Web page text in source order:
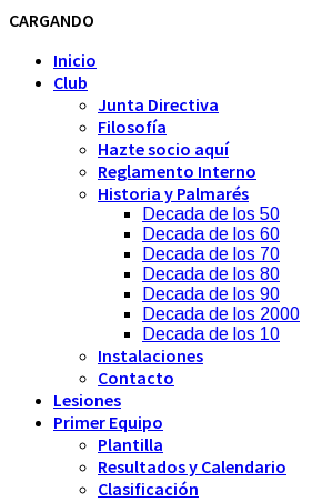
CARGANDO
Inicio
Club
Junta Directiva
Filosofía
Hazte socio aquí
Reglamento Interno
Historia y Palmarés
Decada de los 50
Decada de los 60
Decada de los 70
Decada de los 80
Decada de los 90
Decada de los 2000
Decada de los 10
Instalaciones
Contacto
Lesiones
Primer Equipo
Plantilla
Resultados y Calendario
Clasificación